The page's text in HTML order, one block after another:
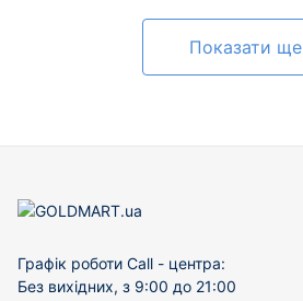
Показати ще
Графік роботи Call - центра:
Без вихідних, з 9:00 до 21:00